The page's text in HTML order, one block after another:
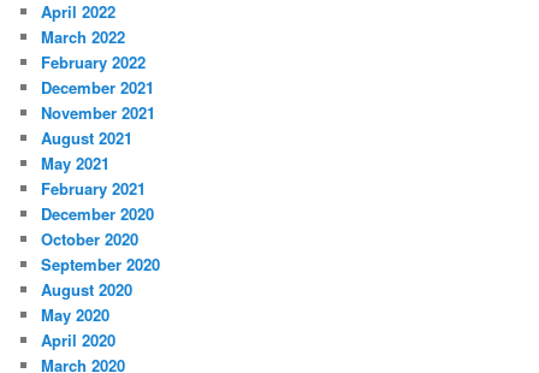
April 2022
March 2022
February 2022
December 2021
November 2021
August 2021
May 2021
February 2021
December 2020
October 2020
September 2020
August 2020
May 2020
April 2020
March 2020